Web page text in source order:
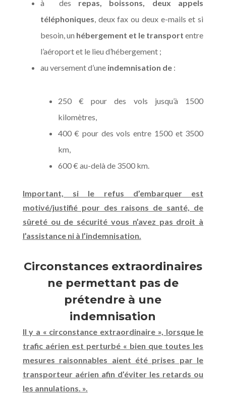
à des repas, boissons, deux appels
téléphoniques , deux fax ou deux e-mails et si
besoin, un hébergement et le transport entre
l’aéroport et le lieu d’hébergement ;
au versement d’uneindemnisation de:
250 € pour des vols jusqu’à 1500
kilomètres,
400 € pour des vols entre 1500 et 3500
km,
600 € au-delà de 3500 km.
Important, si le refus d’embarquer est
motivé/justifié pour des raisons de santé, de
sûreté ou de sécurité vous n’avez pas droit à
l’assistance ni à l’indemnisation.
Circonstances extraordinaires
ne permettant pas de
prétendre à une
indemnisation
Il y a « circonstance extraordinaire », lorsque le
trafic aérien est perturbé « bien que toutes les
mesures raisonnables aient été prises par le
transporteur aérien afin d’éviter les retards ou
les annulations. ».